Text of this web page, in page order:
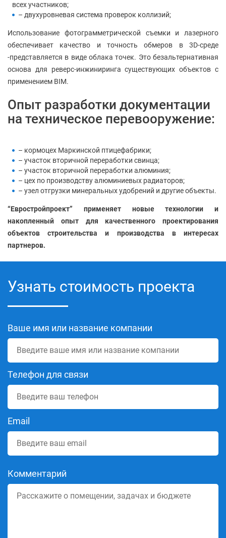
всех участников;
– двухуровневая система проверок коллизий;
Использование фотограмметрической съемки и лазерного
обеспечивает качество и точность обмеров в 3D-среде
-представляется в виде облака точек. Это безальтернативная
основа для реверс-инжиниринга существующих объектов с
применением BIM.
Опыт разработки документации
на техническое перевооружение:
– кормоцех Маркинской птицефабрики;
– участок вторичной переработки свинца;
– участок вторичной переработки алюминия;
– цех по производству алюминиевых радиаторов;
– узел отгрузки минеральных удобрений и другие объекты.
“Евростройпроект” применяет новые технологии и
накопленный опыт для качественного проектирования
объектов строительства и производства в интересах
партнеров.
Узнать стоимость проекта
Ваше имя или название компании
Телефон для связи
Email
Комментарий